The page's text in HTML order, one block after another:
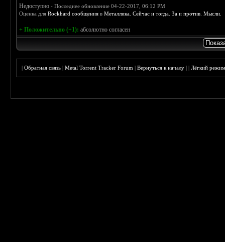
Недоступно- Последнее обновление 04-22-2017, 06:12 PM
Оценка дляRockhard сообщения вМеталлика. Сейчас и тогда. За и против. Мысли.
+ Положительно (+1): абсолютно согласен
|Обратная связь |Metal Torrent Tracker Forum |Вернуться к началу ||Лёгкий